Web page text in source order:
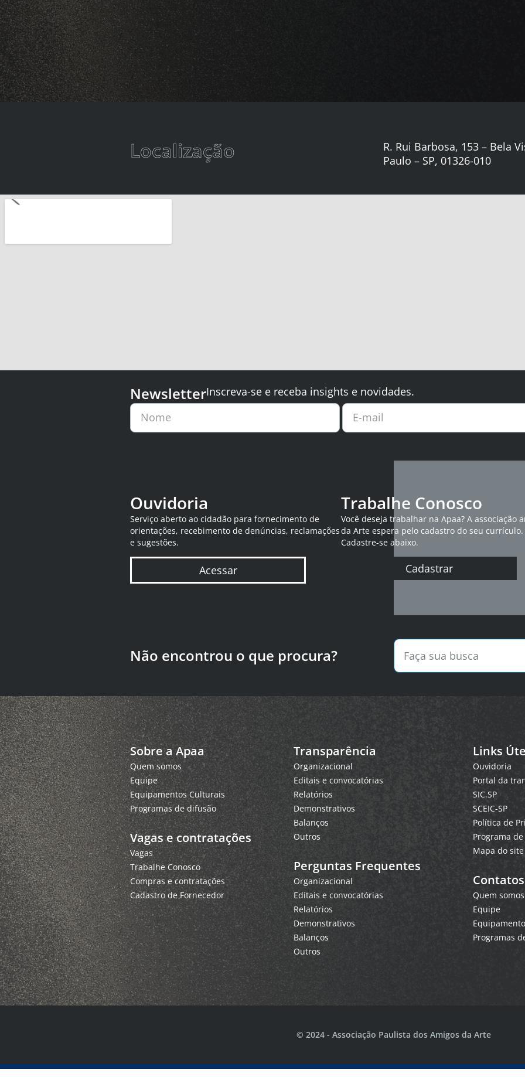
Localização
R. Rui Barbosa, 153 – Bela
Paulo – SP, 01326-010
NewsletterInscreva-se e receba insights e novidades.
Nome
E-mail
Ouvidoria
Serviço aberto ao cidadão para fornecimento de
orientações, recebimento de denúncias, reclamações
e sugestões.
Acessar
Trabalhe Conosco
Você deseja trabalhar na Apaa? A associação
da Arte espera pelo cadastro do seu currículo.
Cadastre-se abaixo.
Cadastrar
Não encontrou o que procura?
Sobre a Apaa
Quem somos
Equipe
Equipamentos Culturais
Programas de difusão
Vagas e contratações
Vagas
Trabalhe Conosco
Compras e contratações
Cadastro de Fornecedor
Transparência
Organizacional
Editais e convocatórias
Relatórios
Demonstrativos
Balanços
Outros
Perguntas Frequentes
Organizacional
Editais e convocatórias
Relatórios
Demonstrativos
Balanços
Outros
Links
Ouvidoria
Portal da
SIC.SP
SCEIC-SP
Política de
Programa
Mapa do site
Contatos
Quem somos
Equipe
Programas
© 2024 - Associação Paulista dos Amigos da Arte